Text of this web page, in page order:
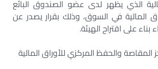
الذي يظهر لدى عضو الصندوق البائع
المالية في السوق، وذلك بقرار يصدر عن
على اقتراح الهيئة.
المقاصة والحفظ المركزي للأوراق المالية